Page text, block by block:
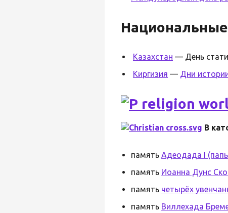
Национальные
Казахстан — День
Киргизия — Дни
В
память Адеодада I
память Иоанна Дунс
память четырёх
память Виллехада